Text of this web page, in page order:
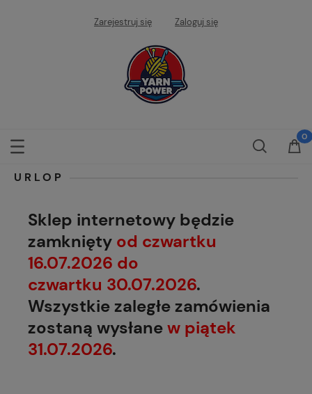
Zarejestruj się Zaloguj się
URLOP
Sklep internetowy będzie
zamknięty od czwartku
16.07.2026 do
czwartku 30.07.2026.
Wszystkie zaległe zamówienia
zostaną wysłanew piątek
31.07.2026.